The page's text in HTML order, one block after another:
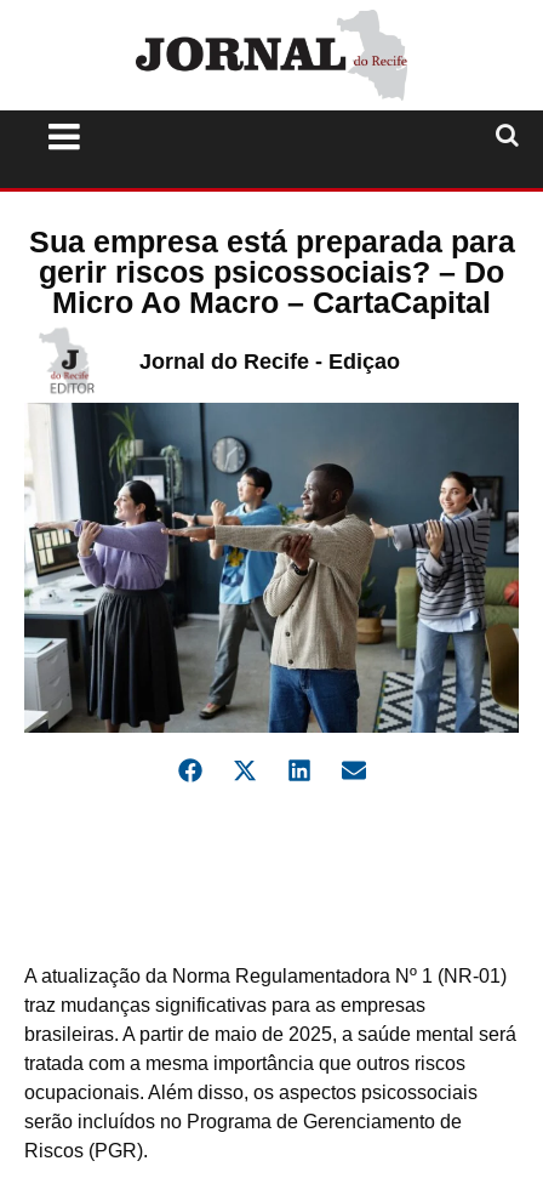
Sua empresa está preparada para
gerir riscos psicossociais? – Do
Micro Ao Macro – CartaCapital
Jornal do Recife - Ediçao
A atualização da Norma Regulamentadora Nº 1 (NR-01)
traz mudanças significativas para as empresas
brasileiras. A partir de maio de 2025, a saúde mental será
tratada com a mesma importância que outros riscos
ocupacionais. Além disso, os aspectos psicossociais
serão incluídos no Programa de Gerenciamento de
Riscos (PGR).